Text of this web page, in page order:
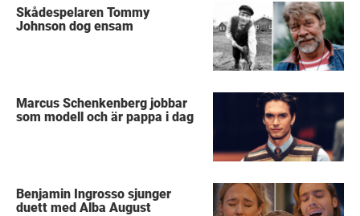
Skådespelaren Tommy
Johnson dog ensam
Marcus Schenkenberg jobbar
som modell och är pappa i dag
Benjamin Ingrosso sjunger
duett med Alba August